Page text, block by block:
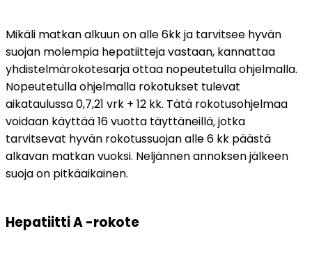
Mikäli matkan alkuun on alle 6kk ja tarvitsee hyvän
suojan molempia hepatiitteja vastaan, kannattaa
yhdistelmärokotesarja ottaa nopeutetulla ohjelmalla.
Nopeutetulla ohjelmalla rokotukset tulevat
aikataulussa 0,7,21 vrk + 12 kk. Tätä rokotusohjelmaa
voidaan käyttää 16 vuotta täyttäneillä, jotka
tarvitsevat hyvän rokotussuojan alle 6 kk päästä
alkavan matkan vuoksi. Neljännen annoksen jälkeen
suoja on pitkäaikainen.
Hepatiitti A -rokote